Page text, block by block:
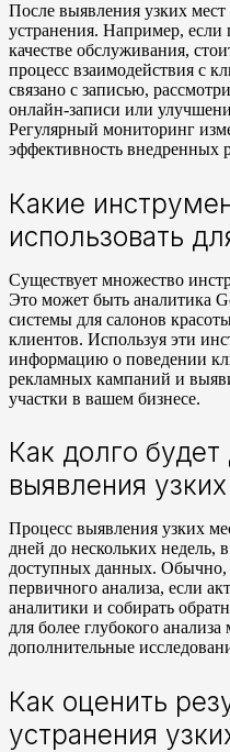
После выявления узких мест
устранения. Например, если
качестве обслуживания,
процесс взаимодействия с
связано с записью,
онлайн-записи или
Регулярный мониторинг
эффективность внедренных
Какие
использовать
Существует множество
Это может быть аналитика
системы для салонов
клиентов. Используя эти
информацию о поведении
рекламных кампаний и
участки в вашем бизнесе.
Как долго
выявления
Процесс выявления узких
дней до нескольких недель,
доступных данных. Обычно,
первичного анализа, если
аналитики и собирать
для более глубокого анализа
дополнительные
Как оценить
устранения